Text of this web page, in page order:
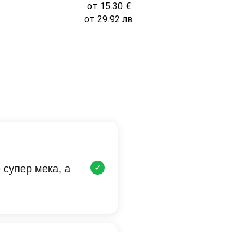
от 15.30 €
от29.92лв
супер мека, а
✓